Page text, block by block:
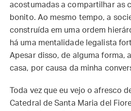
acostumadas a compartilhar as
bonito. Ao mesmo tempo, a
construída em uma ordem
há uma mentalidade legalista
Apesar disso, de alguma forma,
casa, por causa da minha
Toda vez que eu vejo o afresco
Catedral de Santa Maria del